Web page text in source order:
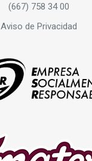
(667) 758 34 00
Aviso de Privacidad